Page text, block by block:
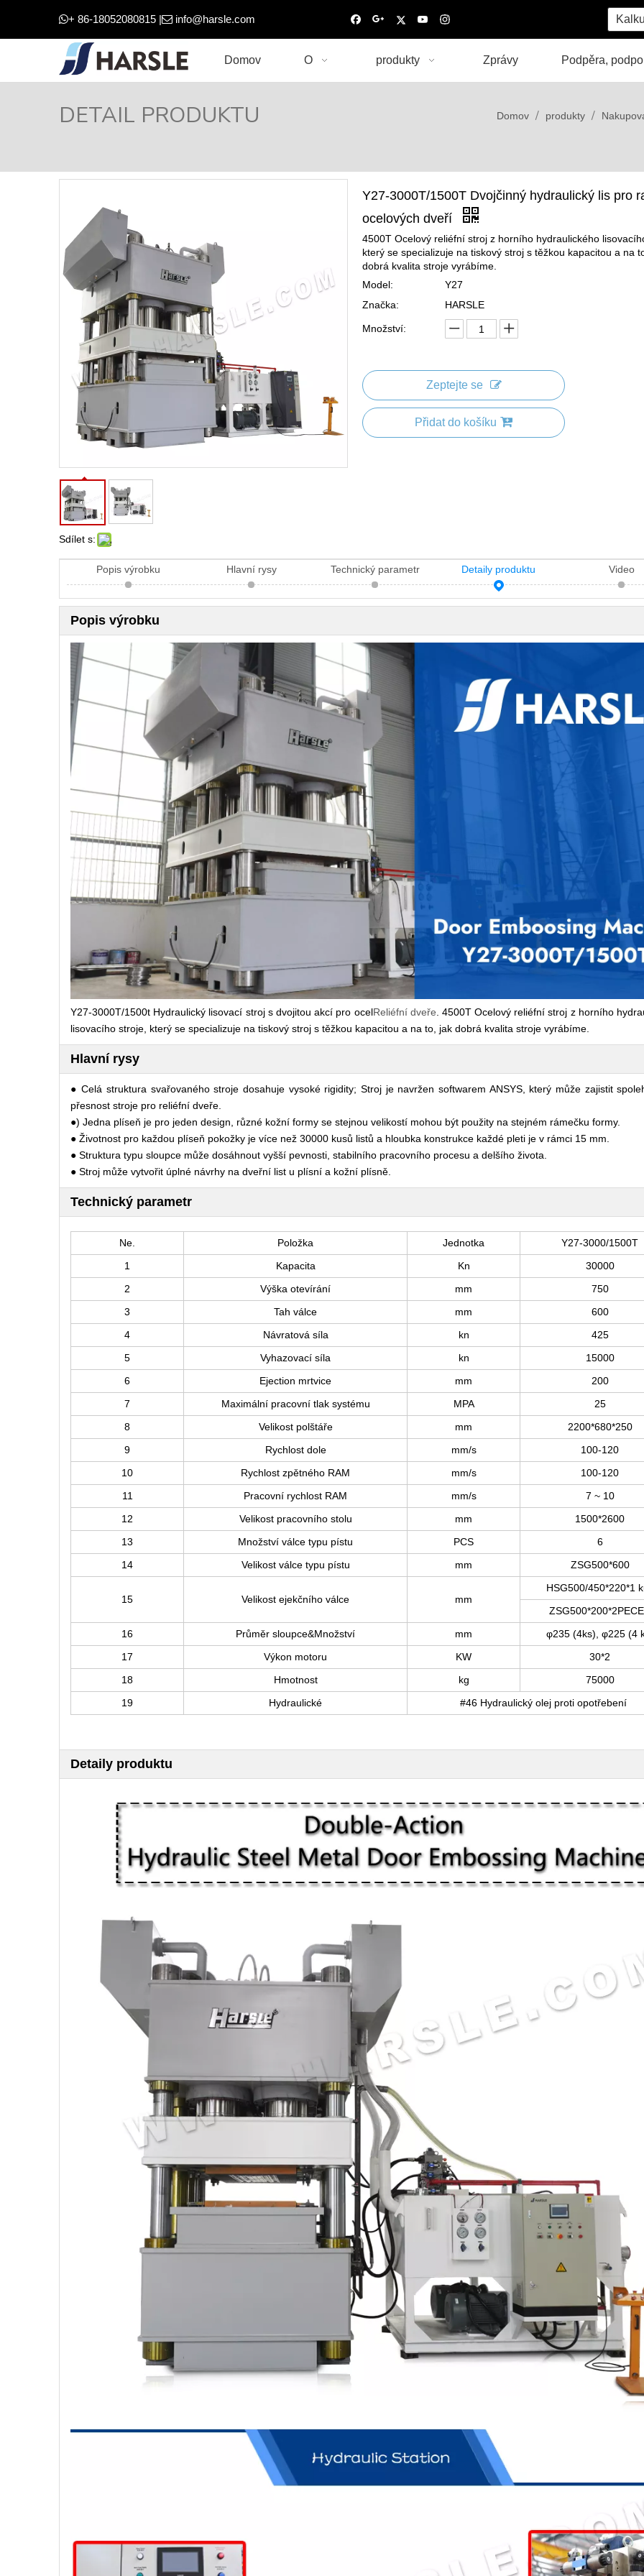
+ 86-18052080815 | info@harsle.com
Domov O produkty Zprávy Podpěra,
DETAIL PRODUKTU Domov / produkty /
Sdílet s:
Y27-3000T/1500T Dvojčinný hydraulický lis pro
ocelových dveří
4500T Ocelový reliéfní stroj z horního hydraulického
který se specializuje na tiskový stroj s těžkou kapacitou a na
dobrá kvalita stroje vyrábíme.
Model:
Y27
Značka:
HARSLE
Množství:
Zeptejte se
Přidat do košíku
Popis výrobku Hlavní rysy Technický parametr Detaily produktu Video
Popis výrobku
Y27-3000T/1500t Hydraulický lisovací stroj s dvojitou akcí pro ocelReliéfní dveře . 4500T Ocelový reliéfní stroj z horního
lisovacího stroje, který se specializuje na tiskový stroj s těžkou kapacitou a na to, jak dobrá kvalita stroje vyrábíme.
Hlavní rysy
● Celá struktura svařovaného stroje dosahuje vysoké rigidity; Stroj je navržen softwarem ANSYS, který může zajistit
přesnost stroje pro reliéfní dveře.
●) Jedna plíseň je pro jeden design, různé kožní formy se stejnou velikostí mohou být použity na stejném rámečku formy.
● Životnost pro každou plíseň pokožky je více než 30000 kusů listů a hloubka konstrukce každé pleti je v rámci 15 mm.
● Struktura typu sloupce může dosáhnout vyšší pevnosti, stabilního pracovního procesu a delšího života.
● Stroj může vytvořit úplné návrhy na dveřní list u plísní a kožní plísně.
Technický parametr
Ne. Položka Jednotka
Y27-3000/1500T
1
Kapacita Kn
30000
2
Výška otevírání mm
750
3
Tah válce mm
600
4
Návratová síla kn
425
5
Vyhazovací síla kn
15000
6
Ejection mrtvice mm
200
7
Maximální pracovní tlak systému MPA
25
8
Velikost polštáře mm
2200*680*250
9
Rychlost dole mm/s
100-120
10
Rychlost zpětného RAM mm/s
100-120
11
Pracovní rychlost RAM mm/s
7 ~ 10
12
Velikost pracovního stolu mm
1500*2600
13
Množství válce typu pístu PCS
6
14
Velikost válce typu pístu mm ZSG500*600
15 Velikost ejekčního válce mm
HSG500/450*220*1
16
Průměr sloupce&Množství mm
φ235 (4ks), φ225 (4
17
Výkon motoru KW
30*2
18
Hmotnost kg
75000
19
Hydraulické #46 Hydraulický olej proti opotřebení
Detaily produktu